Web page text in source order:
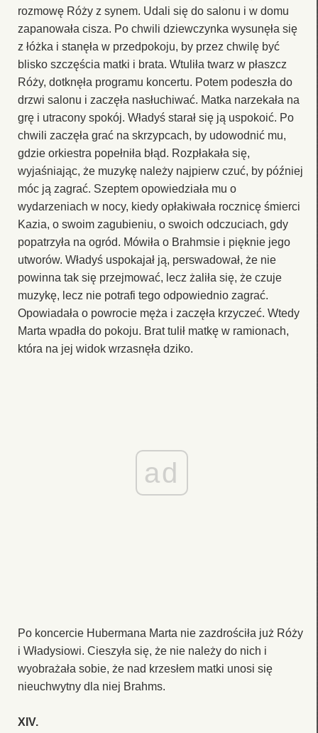
rozmowę Róży z synem. Udali się do salonu i w domu
zapanowała cisza. Po chwili dziewczynka wysunęła się
z łóżka i stanęła w przedpokoju, by przez chwilę być
blisko szczęścia matki i brata. Wtuliła twarz w płaszcz
Róży, dotknęła programu koncertu. Potem podeszła do
drzwi salonu i zaczęła nasłuchiwać. Matka narzekała na
grę i utracony spokój. Władyś starał się ją uspokoić. Po
chwili zaczęła grać na skrzypcach, by udowodnić mu,
gdzie orkiestra popełniła błąd. Rozpłakała się,
wyjaśniając, że muzykę należy najpierw czuć, by później
móc ją zagrać. Szeptem opowiedziała mu o
wydarzeniach w nocy, kiedy opłakiwała rocznicę śmierci
Kazia, o swoim zagubieniu, o swoich odczuciach, gdy
popatrzyła na ogród. Mówiła o Brahmsie i pięknie jego
utworów. Władyś uspokajał ją, perswadował, że nie
powinna tak się przejmować, lecz żaliła się, że czuje
muzykę, lecz nie potrafi tego odpowiednio zagrać.
Opowiadała o powrocie męża i zaczęła krzyczeć. Wtedy
Marta wpadła do pokoju. Brat tulił matkę w ramionach,
która na jej widok wrzasnęła dziko.
ad
Po koncercie Hubermana Marta nie zazdrościła już Róży
i Władysiowi. Cieszyła się, że nie należy do nich i
wyobrażała sobie, że nad krzesłem matki unosi się
nieuchwytny dla niej Brahms.
XIV.